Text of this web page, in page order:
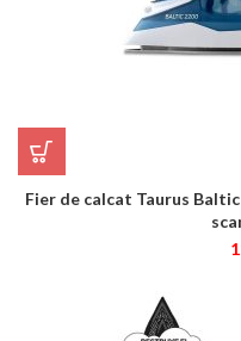
Fier de calcat Taurus